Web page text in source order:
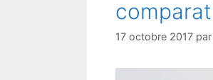
17 octobre 2017 par